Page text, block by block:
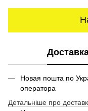
Новая пошта по
оператора
Детальніше про